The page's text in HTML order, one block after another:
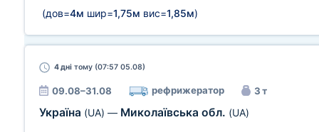
(дов=4м шир=1,75м вис=1,85м)
4 дні тому (07:57 05.08)
09.08–31.08 рефрижератор 3 т
Україна (UA) — Миколаївська обл. (UA)